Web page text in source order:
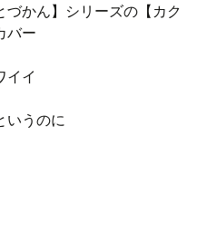
かん】シリーズの【カク
バー
イイ
いうのに